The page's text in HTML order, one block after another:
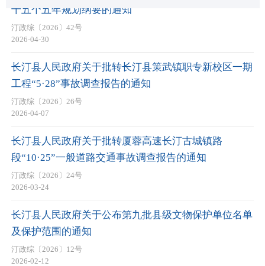
十五个五年规划纲要的通知
汀政综〔2026〕42号
2026-04-30
长汀县人民政府关于批转长汀县策武镇职专新校区一期
工程“5·28”事故调查报告的通知
汀政综〔2026〕26号
2026-04-07
长汀县人民政府关于批转厦蓉高速长汀古城镇路
段“10·25”一般道路交通事故调查报告的通知
汀政综〔2026〕24号
2026-03-24
长汀县人民政府关于公布第九批县级文物保护单位名单
及保护范围的通知
汀政综〔2026〕12号
2026-02-12